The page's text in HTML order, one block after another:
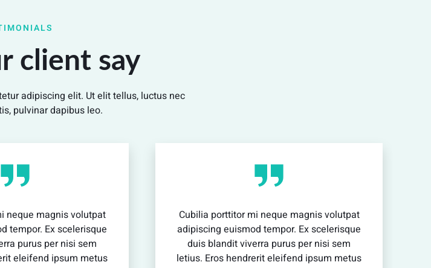
client say
adipiscing elit. Ut elit tellus, luctus nec
pulvinar dapibus leo.
neque magnis volutpat
tempor. Ex scelerisque
purus per nisi sem
eleifend ipsum metus
Cubilia porttitor mi neque magnis volutpat
adipiscing euismod tempor. Ex scelerisque
duis blandit viverra purus per nisi sem
letius. Eros hendrerit eleifend ipsum metus